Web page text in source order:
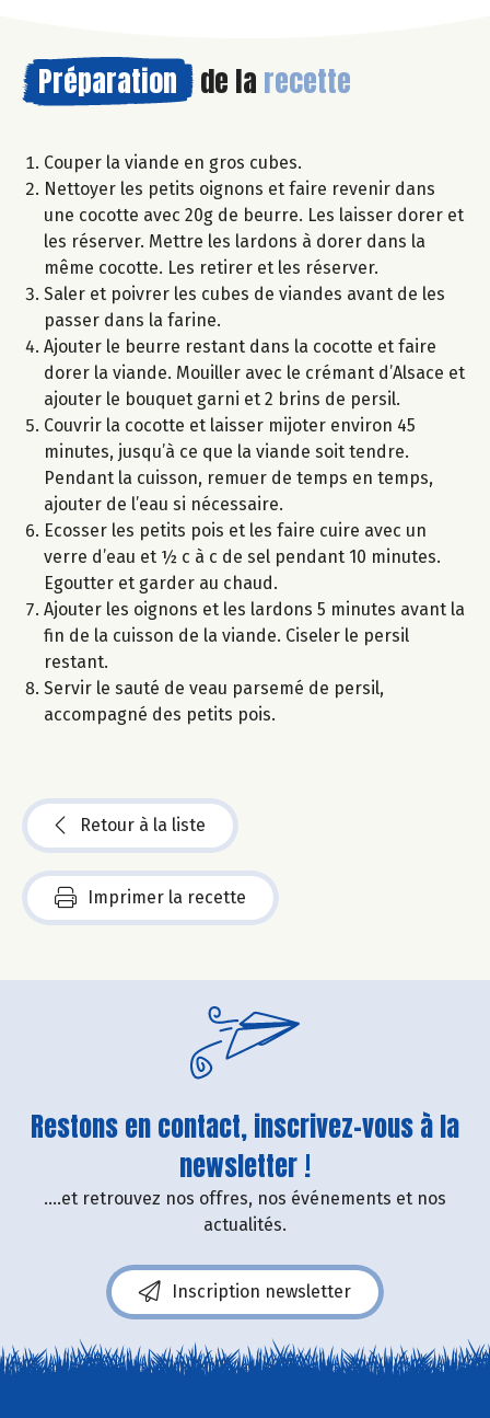
Préparation de la recette
Couper la viande en gros cubes.
Nettoyer les petits oignons et faire revenir dans
une cocotte avec 20g de beurre. Les laisser dorer et
les réserver. Mettre les lardons à dorer dans la
même cocotte. Les retirer et les réserver.
Saler et poivrer les cubes de viandes avant de les
passer dans la farine.
Ajouter le beurre restant dans la cocotte et faire
dorer la viande. Mouiller avec le crémant d’Alsace et
ajouter le bouquet garni et 2 brins de persil.
Couvrir la cocotte et laisser mijoter environ 45
minutes, jusqu’à ce que la viande soit tendre.
Pendant la cuisson, remuer de temps en temps,
ajouter de l’eau si nécessaire.
Ecosser les petits pois et les faire cuire avec un
verre d’eau et ½ c à c de sel pendant 10 minutes.
Egoutter et garder au chaud.
Ajouter les oignons et les lardons 5 minutes avant la
fin de la cuisson de la viande. Ciseler le persil
restant.
Servir le sauté de veau parsemé de persil,
accompagné des petits pois.
Retour à la liste
Imprimer la recette
Restons en contact, inscrivez-vous à la
newsletter !
....et retrouvez nos offres, nos événements et nos
actualités.
Inscription newsletter